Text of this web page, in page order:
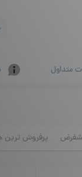
متداول
پرفروش ترین